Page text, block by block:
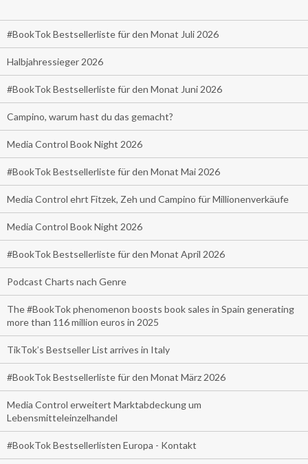
#BookTok Bestsellerliste für den Monat Juli 2026
Halbjahressieger 2026
#BookTok Bestsellerliste für den Monat Juni 2026
Campino, warum hast du das gemacht?
Media Control Book Night 2026
#BookTok Bestsellerliste für den Monat Mai 2026
Media Control ehrt Fitzek, Zeh und Campino für Millionenverkäufe
Media Control Book Night 2026
#BookTok Bestsellerliste für den Monat April 2026
Podcast Charts nach Genre
The #BookTok phenomenon boosts book sales in Spain generating
more than 116 million euros in 2025
TikTok’s Bestseller List arrives in Italy
#BookTok Bestsellerliste für den Monat März 2026
Media Control erweitert Marktabdeckung um
Lebensmitteleinzelhandel
#BookTok Bestsellerlisten Europa - Kontakt